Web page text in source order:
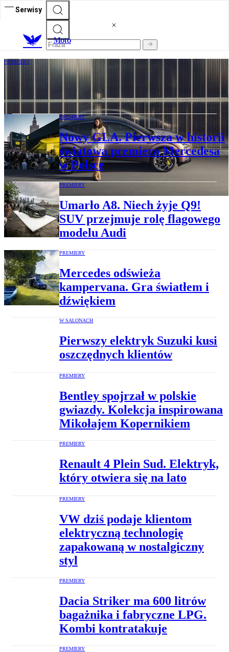
Serwisy
Moto
PREMIERY
XPENG L03. Zaprojektował go człowiek,
którego Chińczycy podkupili Ferrari
PREMIERY
Nowy GLA. Pierwsza w historii
światowa premiera Mercedesa
w Polsce
PREMIERY
Umarło A8. Niech żyje Q9!
SUV przejmuje rolę flagowego
modelu Audi
PREMIERY
Mercedes odświeża
kampervana. Gra światłem i
dźwiękiem
W SALONACH
Pierwszy elektryk Suzuki kusi
oszczędnych klientów
PREMIERY
Bentley spojrzał w polskie
gwiazdy. Kolekcja inspirowana
Mikołajem Kopernikiem
PREMIERY
Renault 4 Plein Sud. Elektryk,
który otwiera się na lato
PREMIERY
VW dziś podaje klientom
elektryczną technologię
zapakowaną w nostalgiczny
styl
PREMIERY
Dacia Striker ma 600 litrów
bagażnika i fabryczne LPG.
Kombi kontratakuje
PREMIERY